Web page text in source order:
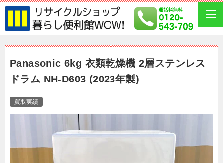
Panasonic 6kg 衣類乾燥機 2層ステンレス
ドラム NH-D603 (2023年製)
買取実績